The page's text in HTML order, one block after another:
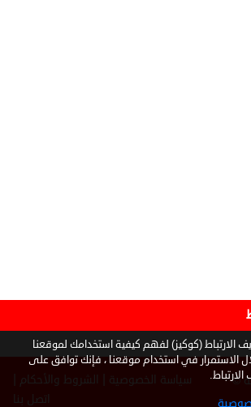
©
سياسة الخصوصية الشروط والأحكام
اتصل بنا
الارتباط (كوكيز) لفهم كيفية استخدامك لموقعنا
الاستمرار في استخدام موقعنا ، فإنك توافق على